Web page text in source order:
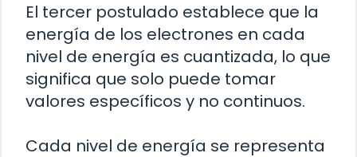
El tercer postulado establece que la
energía de los electrones en cada
nivel de energía es cuantizada, lo que
significa que solo puede tomar
valores específicos y no continuos.
Cada nivel de energía se representa